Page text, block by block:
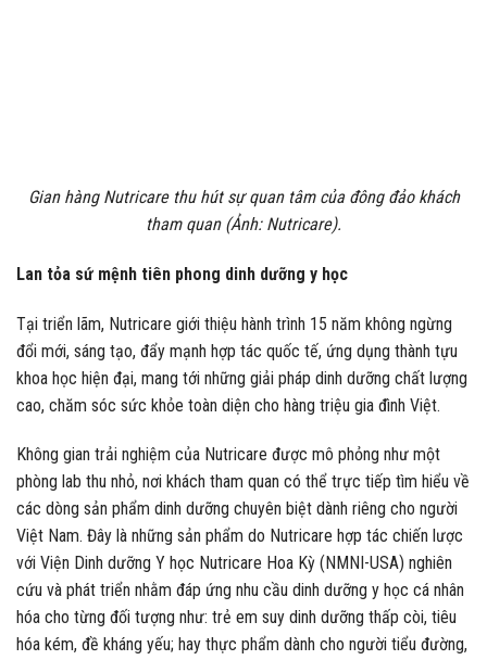
Gian hàng Nutricare thu hút sự quan tâm của đông đảo khách
tham quan (Ảnh: Nutricare).
Lan tỏa sứ mệnh tiên phong dinh dưỡng y học
Tại triển lãm, Nutricare giới thiệu hành trình 15 năm không ngừng
đổi mới, sáng tạo, đẩy mạnh hợp tác quốc tế, ứng dụng thành tựu
khoa học hiện đại, mang tới những giải pháp dinh dưỡng chất lượng
cao, chăm sóc sức khỏe toàn diện cho hàng triệu gia đình Việt.
Không gian trải nghiệm của Nutricare được mô phỏng như một
phòng lab thu nhỏ, nơi khách tham quan có thể trực tiếp tìm hiểu về
các dòng sản phẩm dinh dưỡng chuyên biệt dành riêng cho người
Việt Nam. Đây là những sản phẩm do Nutricare hợp tác chiến lược
với Viện Dinh dưỡng Y học Nutricare Hoa Kỳ (NMNI-USA) nghiên
cứu và phát triển nhằm đáp ứng nhu cầu dinh dưỡng y học cá nhân
hóa cho từng đối tượng như: trẻ em suy dinh dưỡng thấp còi, tiêu
hóa kém, đề kháng yếu; hay thực phẩm dành cho người tiểu đường,